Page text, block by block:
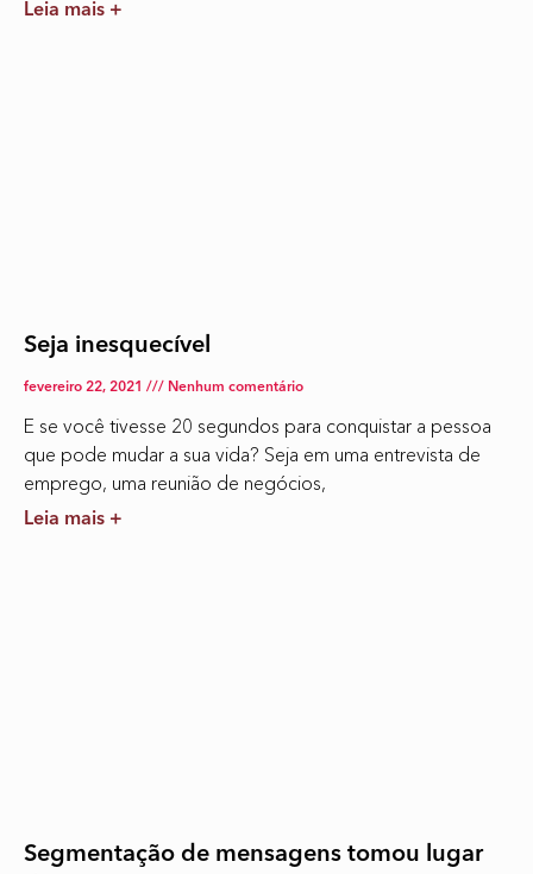
Leia mais +
Seja inesquecível
fevereiro 22, 2021 Nenhum comentário
E se você tivesse 20 segundos para conquistar a pessoa
que pode mudar a sua vida? Seja em uma entrevista de
emprego, uma reunião de negócios,
Leia mais +
Segmentação de mensagens tomou lugar